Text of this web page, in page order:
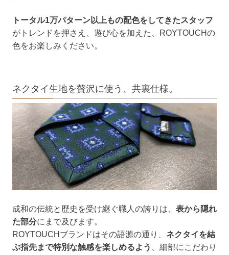
トータル1万パターン以上もの配色をしてきたスタッフ
がトレンドを押さえ、遊び心を加えた、ROYTOUCHの
色をお楽しみください。
ネクタイ生地を贅沢に使う、共裏仕様。
成和の伝統と歴史を受け継ぐ職人の誇りは、 表から隠れ
た部分にまで及びます。
ROYTOUCHブランドはその語源の通り、 ネクタイを結
ぶ指先まで特別な触感を楽しめるよう
、細部にこだわり